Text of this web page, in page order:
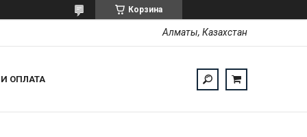
Корзина
Алматы, Казахстан
ОПЛАТА